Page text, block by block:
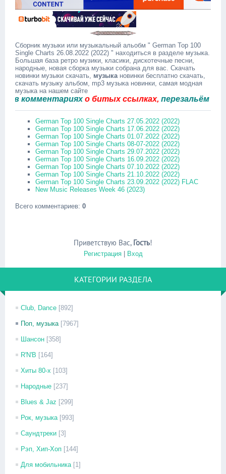
Сборник музыки или музыкальный альобм " German Top 100
Single Charts 26.08.2022 (2022) " находиться в разделе музыка.
Большая база ретро музики, класики, дискотечные песни,
народные, новая сборка музыки собрана для вас. Скачать
новинки музыки скачать, музыкановинки бесплатно скачать,
скачать музыку альбом, mp3 музыка новинки, самая модная
музыка на нашем сайте
комментарияхо битых ссылках,перезальём
German Top 100 Single Charts 27.05.2022 (2022)
German Top 100 Single Charts 17.06.2022 (2022)
German Top 100 Single Charts 01.07.2022 (2022)
German Top 100 Single Charts 08-07-2022 (2022)
German Top 100 Single Charts 29.07.2022 (2022)
German Top 100 Single Charts 16.09.2022 (2022)
German Top 100 Single Charts 07.10.2022 (2022)
German Top 100 Single Charts 21.10.2022 (2022)
German Top 100 Single Charts 23.09.2022 (2022) FLAC
New Music Releases Week 46 (2023)
Всего комментариев: 0
Приветствую Вас, Гость!
Регистрация| Вход
КАТЕГОРИИ РАЗДЕЛА
Club, Dance [892]
Поп, музыка [7967]
Шансон [358]
R'N'B [164]
Хиты 80-х [103]
Народные [237]
Blues & Jaz [299]
Рок, музыка [993]
Саундтреки [3]
Рэп, Хип-Хоп [144]
Для мобильника [1]